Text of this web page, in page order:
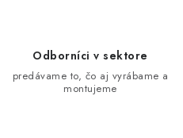
Odborníci v sektore
predávame to, čo aj vyrábame a
montujeme